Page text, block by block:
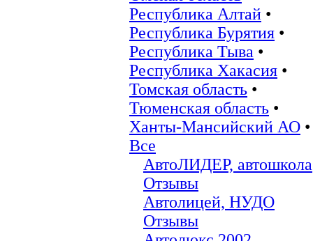
Республика Алтай •
Республика Бурятия •
Республика Тыва •
Республика Хакасия •
Томская область •
Тюменская область •
Ханты-Мансийский АО •
Все
АвтоЛИДЕР, автошкола
Отзывы
Автолицей, НУДО
Отзывы